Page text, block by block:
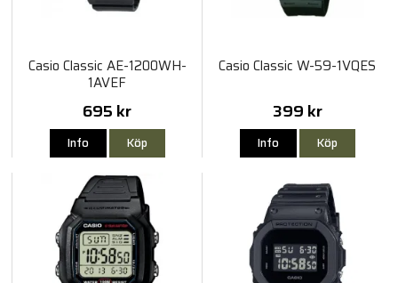
Casio Classic AE-1200WH-
1AVEF
695 kr
Info Köp
Casio Classic W-59-1VQES
399 kr
Info Köp